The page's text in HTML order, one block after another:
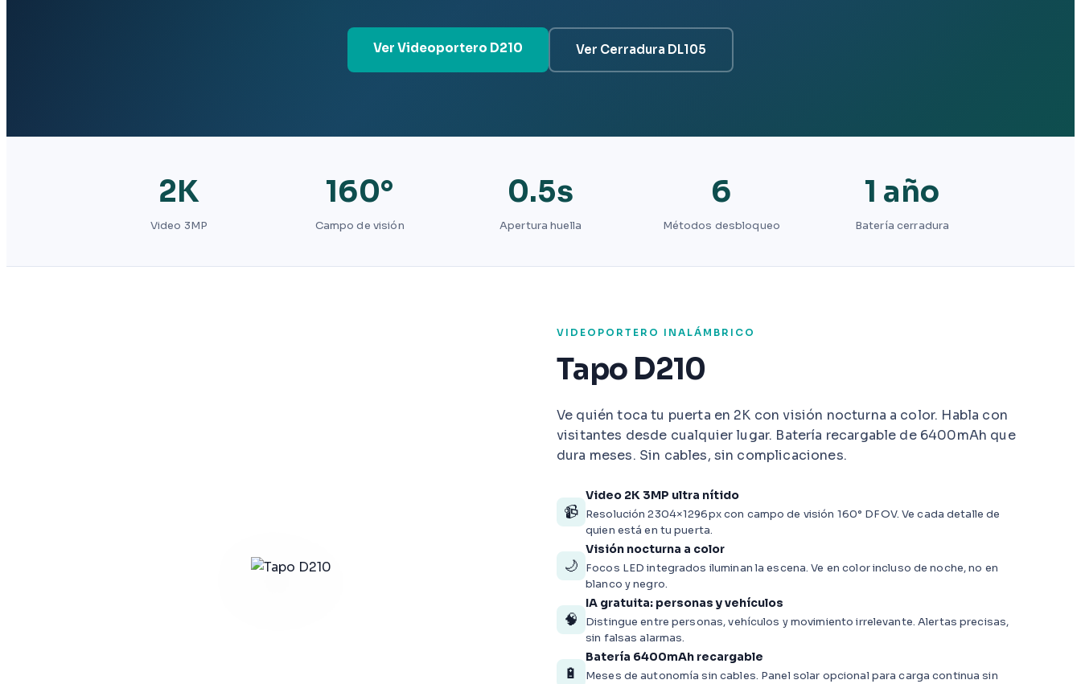
Ver Videoportero D210 Ver Cerradura DL105
2K
Video 3MP
160°
Campo de visión
0.5s
Apertura huella
6
Métodos desbloqueo
1 año
Batería cerradura
VIDEOPORTERO INALÁMBRICO
Tapo D210
Ve quién toca tu puerta en 2K con visión nocturna a color. Habla con
visitantes desde cualquier lugar. Batería recargable de 6400mAh que
dura meses. Sin cables, sin complicaciones.
📹
Video 2K 3MP ultra nítido
Resolución 2304×1296px con campo de visión 160° DFOV. Ve cada detalle de
quien está en tu puerta.
🌙
Visión nocturna a color
Focos LED integrados iluminan la escena. Ve en color incluso de noche, no en
blanco y negro.
🧠
IA gratuita: personas y vehículos
Distingue entre personas, vehículos y movimiento irrelevante. Alertas precisas,
sin falsas alarmas.
🔋
Batería 6400mAh recargable
Meses de autonomía sin cables. Panel solar opcional para carga continua sin